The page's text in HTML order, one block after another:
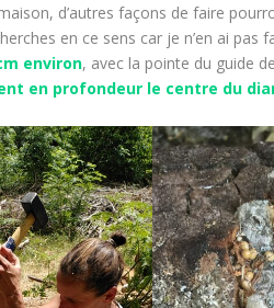
d’autres façons de faire
en ce sens car je n’en ai pas
environ, avec la pointe du guide
en profondeur le centre du